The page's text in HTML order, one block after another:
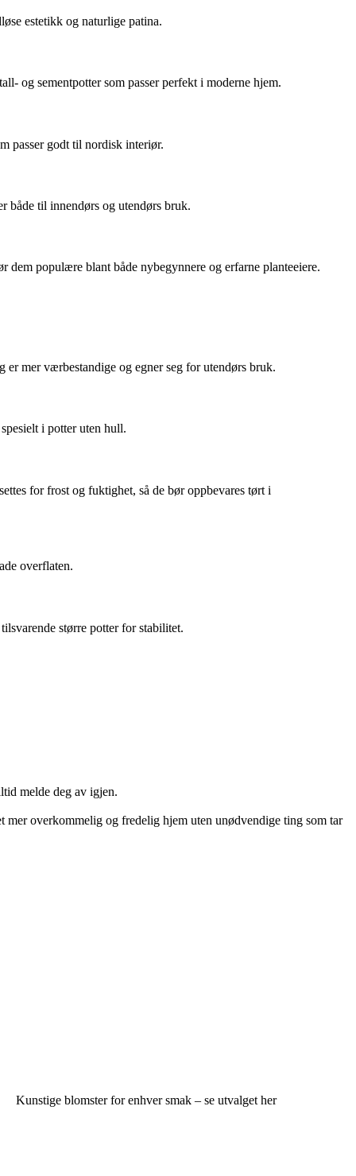
estetikk og naturlige patina.
og sementpotter som passer perfekt i moderne hjem.
passer godt til nordisk interiør.
både til innendørs og utendørs bruk.
dem populære blant både nybegynnere og erfarne planteeiere.
mer værbestandige og egner seg for utendørs bruk.
i potter uten hull.
for frost og fuktighet, så de bør oppbevares tørt i
overflaten.
større potter for stabilitet.
melde deg av igjen.
overkommelig og fredelig hjem uten unødvendige ting som tar
Kunstige blomster for enhver smak – se utvalget her